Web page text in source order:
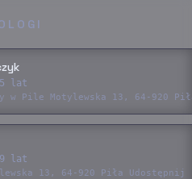
lat
w Pile Motylewska 13, 64-920
lat
13, 64-920 Piła